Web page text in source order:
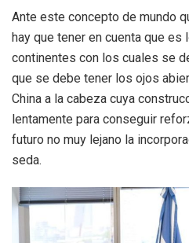
Ante este concepto de mundo
hay que tener en cuenta que es
continentes con los cuales se
que se debe tener los ojos
China a la cabeza cuya
lentamente para conseguir
futuro no muy lejano la
seda.